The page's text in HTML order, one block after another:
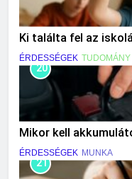
Ki találta fel az
ÉRDESSÉGEK TUDOMÁNY
20
Mikor kell
ÉRDESSÉGEK MUNKA
21